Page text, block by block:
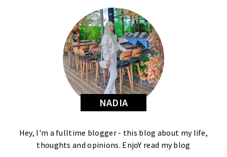
NADIA
Hey, I'm a fulltime blogger - this blog about my life,
thoughts and opinions. EnjoY read my blog